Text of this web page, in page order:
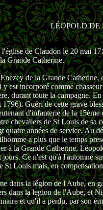
LÉOPOLD DE
de Claudon le 20 mai
Grande Catherine.
de la Grande
est incorporé comme
durant toute la campagne.
Guéri de cette grave
d'infanterie de la
chevaliers de St Louis de
quatre années de service.
a plus que le temps
à la Grande Catherine,
jours. Ce n'est qu'à
Louis mais, en
dans la légion de l'Aube, en
dans la legion de l'Aube, et
et qu'il a perdu, par son